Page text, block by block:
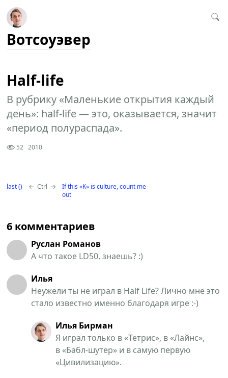
Вотсоуэвер
Half-life
В рубрику «Маленькие открытия каждый
день»: half-life — это, оказывается, значит
«период полураспада».
52 2010
last () ← Ctrl →
If this «K» is culture, count me
out
6 комментариев
Руслан Романов
А что такое LD50, знаешь? :)
Илья
Неужели ты не играл в Half Life? Лично мне это
стало известно именно благодаря игре :-)
Илья Бирман
Я играл только в «Тетрис», в «Лайнс»,
в «Бабл-шутер» и в самую первую
«Цивилизацию».